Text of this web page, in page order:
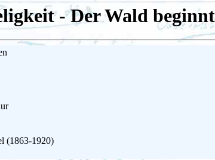
- Der Wald
(1863-1920)